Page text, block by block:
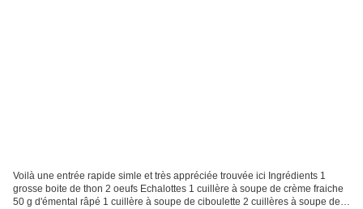
Voilà une entrée rapide simle et très appréciée trouvée ici Ingrédients 1
grosse boite de thon 2 oeufs Echalottes 1 cuillère à soupe de crème fraiche
50 g d'émental râpé 1 cuillère à soupe de ciboulette 2 cuillères à soupe de